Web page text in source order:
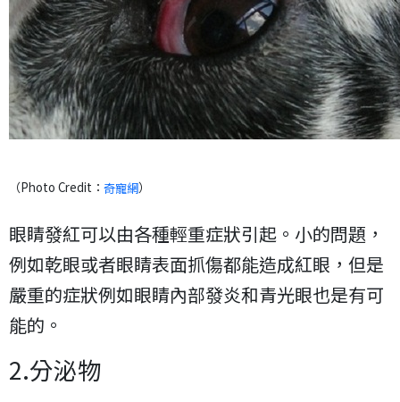
（Photo Credit： 奇寵網）
眼睛發紅可以由各種輕重症狀引起。小的問題，
例如乾眼或者眼睛表面抓傷都能造成紅眼，但是
嚴重的症狀例如眼睛內部發炎和青光眼也是有可
能的。
2.分泌物